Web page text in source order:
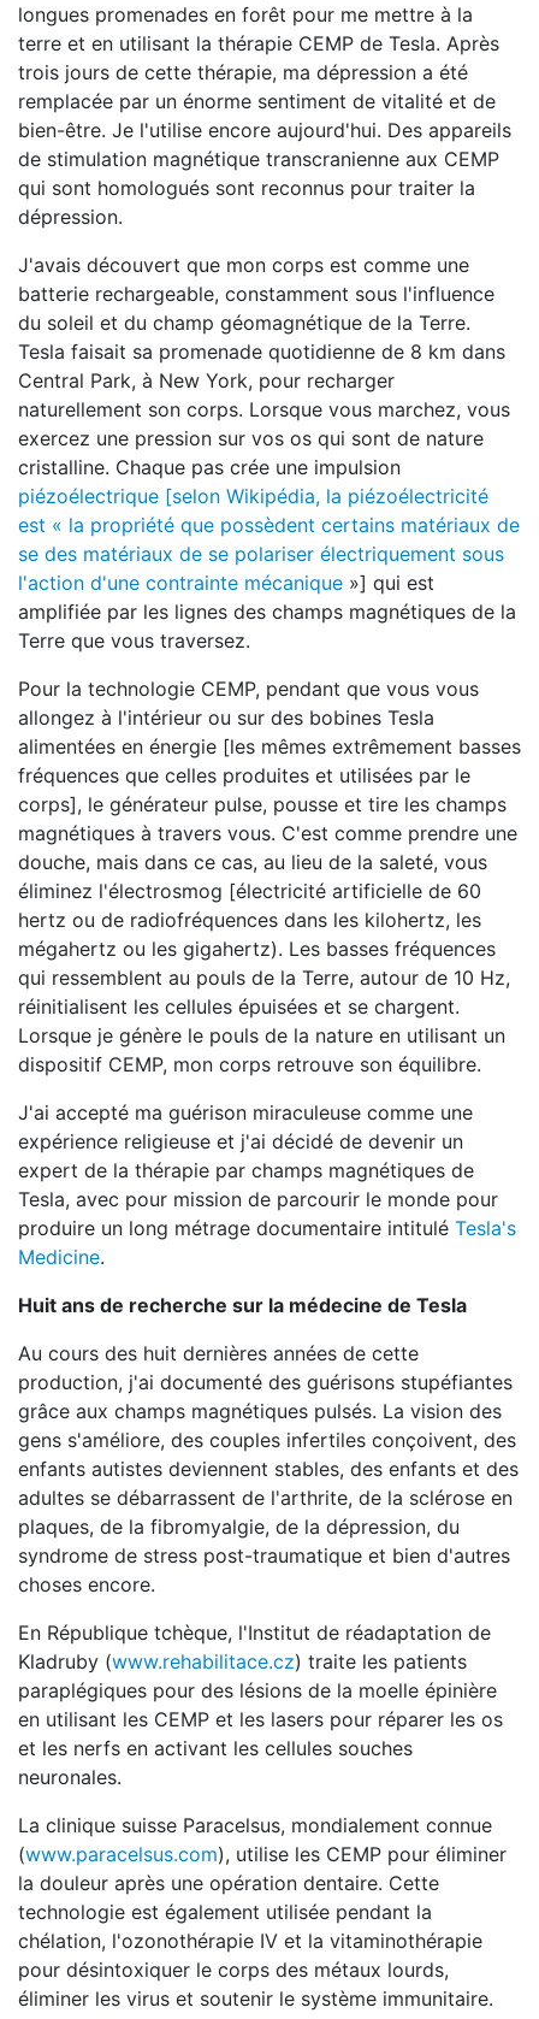
longues promenades en forêt pour me mettre à la
terre et en utilisant la thérapie CEMP de Tesla. Après
trois jours de cette thérapie, ma dépression a été
remplacée par un énorme sentiment de vitalité et de
bien-être. Je l'utilise encore aujourd'hui. Des appareils
de stimulation magnétique transcranienne aux CEMP
qui sont homologués sont reconnus pour traiter la
dépression.
J'avais découvert que mon corps est comme une
batterie rechargeable, constamment sous l'influence
du soleil et du champ géomagnétique de la Terre.
Tesla faisait sa promenade quotidienne de 8 km dans
Central Park, à New York, pour recharger
naturellement son corps. Lorsque vous marchez, vous
exercez une pression sur vos os qui sont de nature
cristalline. Chaque pas crée une impulsion
piézoélectrique [selon Wikipédia, la piézoélectricité
est « la propriété que possèdent certains matériaux de
se des matériaux de se polariser électriquement sous
l'action d'une contrainte mécanique »] qui est
amplifiée par les lignes des champs magnétiques de la
Terre que vous traversez.
Pour la technologie CEMP, pendant que vous vous
allongez à l'intérieur ou sur des bobines Tesla
alimentées en énergie [les mêmes extrêmement basses
fréquences que celles produites et utilisées par le
corps], le générateur pulse, pousse et tire les champs
magnétiques à travers vous. C'est comme prendre une
douche, mais dans ce cas, au lieu de la saleté, vous
éliminez l'électrosmog [électricité artificielle de 60
hertz ou de radiofréquences dans les kilohertz, les
mégahertz ou les gigahertz). Les basses fréquences
qui ressemblent au pouls de la Terre, autour de 10 Hz,
réinitialisent les cellules épuisées et se chargent.
Lorsque je génère le pouls de la nature en utilisant un
dispositif CEMP, mon corps retrouve son équilibre.
J'ai accepté ma guérison miraculeuse comme une
expérience religieuse et j'ai décidé de devenir un
expert de la thérapie par champs magnétiques de
Tesla, avec pour mission de parcourir le monde pour
produire un long métrage documentaire intitulé Tesla's
Medicine.
Huit ans de recherche sur la médecine de Tesla
Au cours des huit dernières années de cette
production, j'ai documenté des guérisons stupéfiantes
grâce aux champs magnétiques pulsés. La vision des
gens s'améliore, des couples infertiles conçoivent, des
enfants autistes deviennent stables, des enfants et des
adultes se débarrassent de l'arthrite, de la sclérose en
plaques, de la fibromyalgie, de la dépression, du
syndrome de stress post-traumatique et bien d'autres
choses encore.
En République tchèque, l'Institut de réadaptation de
Kladruby (www.rehabilitace.cz) traite les patients
paraplégiques pour des lésions de la moelle épinière
en utilisant les CEMP et les lasers pour réparer les os
et les nerfs en activant les cellules souches
neuronales.
La clinique suisse Paracelsus, mondialement connue
(www.paracelsus.com), utilise les CEMP pour éliminer
la douleur après une opération dentaire. Cette
technologie est également utilisée pendant la
chélation, l'ozonothérapie IV et la vitaminothérapie
pour désintoxiquer le corps des métaux lourds,
éliminer les virus et soutenir le système immunitaire.